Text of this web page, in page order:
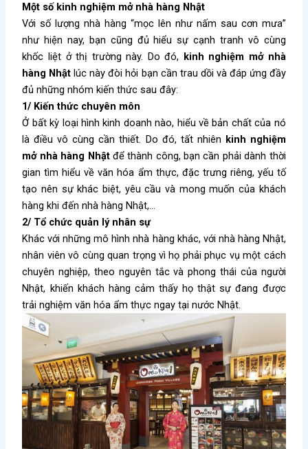
Một số kinh nghiệm mở nhà hàng Nhật
Với số lượng nhà hàng “mọc lên như nấm sau cơn mưa”
như hiện nay, bạn cũng đủ hiểu sự cạnh tranh vô cùng
khốc liệt ở thị trường này. Do đó, kinh nghiệm mở nhà
hàng Nhật lúc này đòi hỏi bạn cần trau dồi và đáp ứng đầy
đủ những nhóm kiến thức sau đây:
1/ Kiến thức chuyên môn
Ở bất kỳ loại hình kinh doanh nào, hiểu về bản chất của nó
là điều vô cùng cần thiết. Do đó, tất nhiên kinh nghiệm
mở nhà hàng Nhậtđể thành công, bạn cần phải dành thời
gian tìm hiểu về văn hóa ẩm thực, đặc trưng riêng, yếu tố
tạo nên sự khác biệt, yêu cầu và mong muốn của khách
hàng khi đến nhà hàng Nhật,…
2/ Tổ chức quản lý nhân sự
Khác với những mô hình nhà hàng khác, với nhà hàng Nhật,
nhân viên vô cùng quan trọng vì họ phải phục vụ một cách
chuyên nghiệp, theo nguyên tắc và phong thái của người
Nhật, khiến khách hàng cảm thấy họ thật sự đang được
trải nghiệm văn hóa ẩm thực ngay tại nước Nhật.